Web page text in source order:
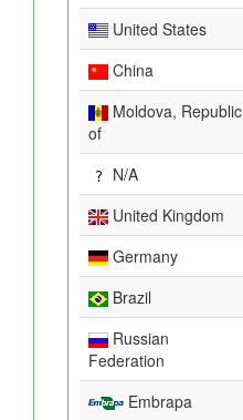
United States
China
Moldova, Republic
of
N/A
United Kingdom
Germany
Brazil
Russian
Federation
Embrapa